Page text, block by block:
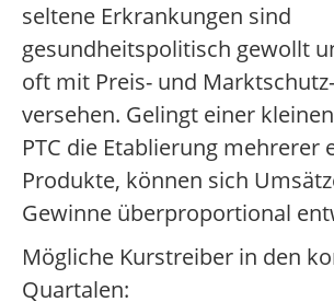
seltene Erkrankungen sind
gesundheitspolitisch gewollt
oft mit Preis- und
versehen. Gelingt einer
PTC die Etablierung mehrerer
Produkte, können sich
Gewinne überproportional
Mögliche Kurstreiber in den
Quartalen: